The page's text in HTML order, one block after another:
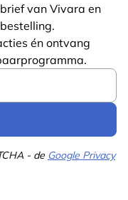
zaadjes te
naast tijm,
bloemenborder
voor een
van Vivara en
én ontvang
- de Google Privacy